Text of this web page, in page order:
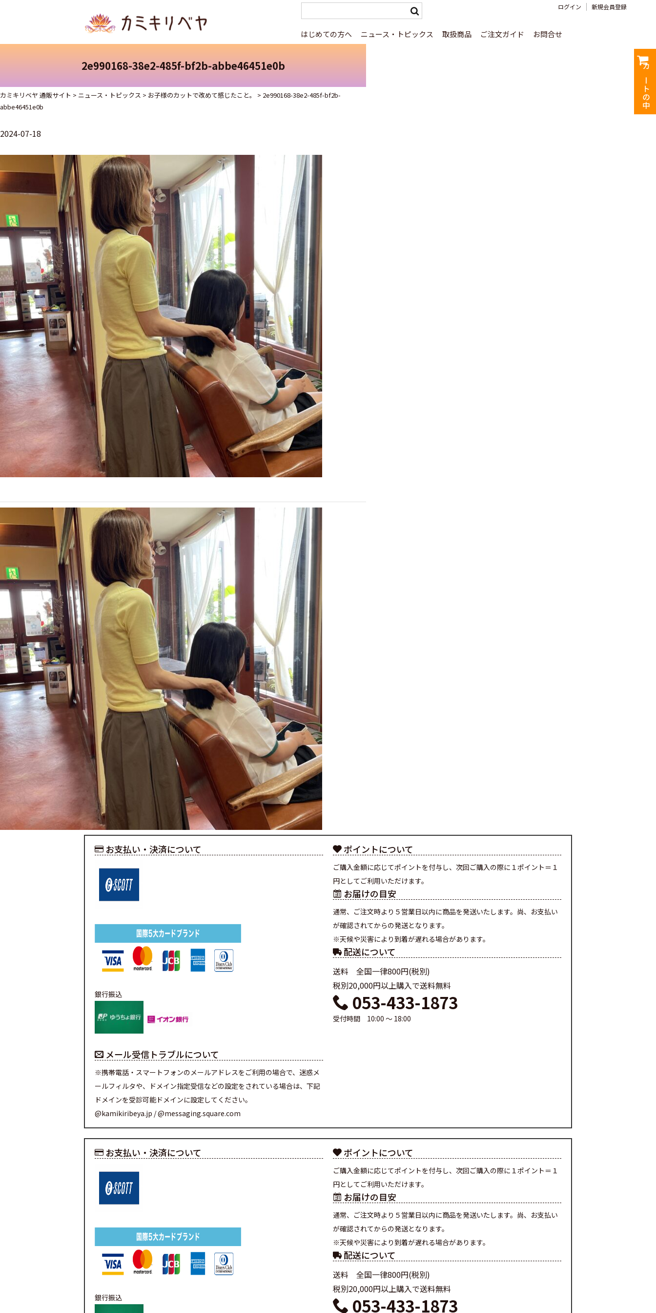
はじめての方へ ニュース・トピックス 取扱商品 ご注文ガイド お問合せ
ログイン 新規会員登録
カートの中
2e990168-38e2-485f-bf2b-abbe46451e0b
カミキリベヤ 通販サイト > ニュース・トピックス > お子様のカットで改めて感じたこと。 > 2e990168-38e2-485f-bf2b-
abbe46451e0b
2024-07-18
お支払い・決済について
銀行振込
メール受信トラブルについて
※携帯電話・スマートフォンのメールアドレスをご利用の場合で、迷惑メ
ールフィルタや、ドメイン指定受信などの設定をされている場合は、下記
ドメインを受診可能ドメインに設定してください。
@kamikiribeya.jp / @messaging.square.com
ポイントについて
ご購入金額に応じてポイントを付与し、次回ご購入の際に１ポイント＝１
円としてご利用いただけます。
お届けの目安
通常、ご注文時より５営業日以内に商品を発送いたします。尚、お支払い
が確認されてからの発送となります。
※天候や災害により到着が遅れる場合があります。
配送について
送料 全国一律800円(税別)
税別20,000円以上購入で送料無料
053-433-1873
受付時間 10:00 ～ 18:00
お支払い・決済について
銀行振込
ポイントについて
ご購入金額に応じてポイントを付与し、次回ご購入の際に１ポイント＝１
円としてご利用いただけます。
お届けの目安
通常、ご注文時より５営業日以内に商品を発送いたします。尚、お支払い
が確認されてからの発送となります。
※天候や災害により到着が遅れる場合があります。
配送について
送料 全国一律800円(税別)
税別20,000円以上購入で送料無料
053-433-1873